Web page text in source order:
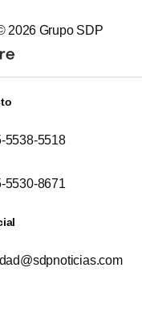
2026 Grupo SDP
5538-5518
5530-8671